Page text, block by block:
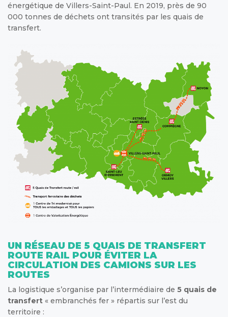
énergétique de Villers-Saint-Paul. En 2019, près de 90
000 tonnes de déchets ont transités par les quais de
transfert.
UN RÉSEAU DE 5 QUAIS DE TRANSFERT
ROUTE RAIL POUR ÉVITER LA
CIRCULATION DES CAMIONS SUR LES
ROUTES
La logistique s’organise par l’intermédiaire de 5 quais de
transfert « embranchés fer » répartis sur l’est du
territoire :